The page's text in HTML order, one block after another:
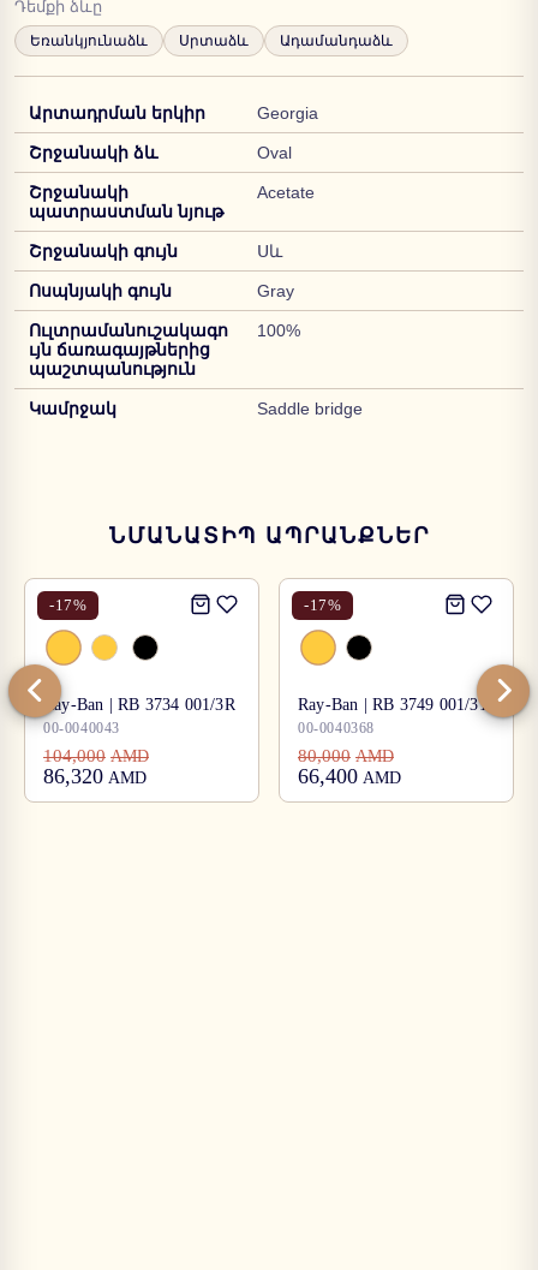
Դեմքի ձևը
Եռանկյունաձև Սրտաձև Ադամանդաձև
Արտադրման երկիր Georgia
Շրջանակի ձև Oval
Շրջանակի
պատրաստման նյութ
Acetate
Շրջանակի գույն Սև
Ոսպնյակի գույն Gray
Ուլտրամանուշակագո
ւյն ճառագայթներից
պաշտպանություն
100%
Կամրջակ Saddle bridge
ՆՄԱՆԱՏԻՊ ԱՊՐԱՆՔՆԵՐ
-17%
Ray-Ban | RB 3734 001/3R
00-0040043
104,000 AMD
86,320 AMD
-17%
Ray-Ban | RB 3749 001/31
00-0040368
80,000 AMD
66,400 AMD